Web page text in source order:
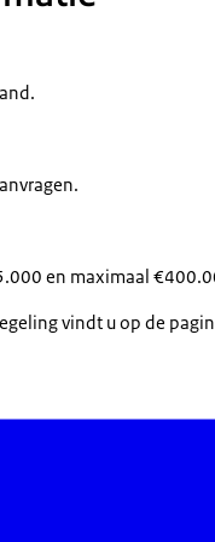
en maximaal
vindt u op de